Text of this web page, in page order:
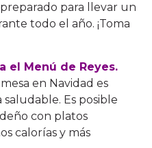
para llevar un
todo el año. ¡Toma
el Menú de Reyes.
en Navidad es
Es posible
con platos
calorías y más